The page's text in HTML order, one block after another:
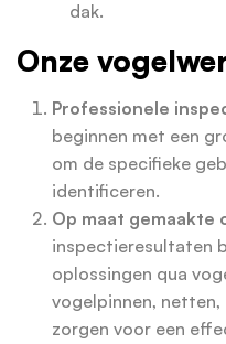
dak.
Onze
Professionele
beginnen met een
om de specifieke
identificeren.
Op maat gemaakte
inspectieresultaten
oplossingen qua
vogelpinnen,
zorgen voor een